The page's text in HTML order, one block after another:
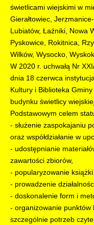
świetlicami wiejskimi w
Gierałtowiec,
Lubiatów, Łaźniki, Nowa
Pyskowice, Rokitnica,
Wilków, Wysocko, Wyskok.
W 2020 r. uchwałą Nr
dnia 18 czerwca
Kultury i Biblioteka
budynku świetlicy
Podstawowym celem
- służenie zaspokajaniu
oraz współdziałanie w
- udostępnianie
zawartości zbiorów,
- popularyzowanie książki
- prowadzenie
- doskonalenie form i
- organizowanie punktów
szczególnie potrzeb